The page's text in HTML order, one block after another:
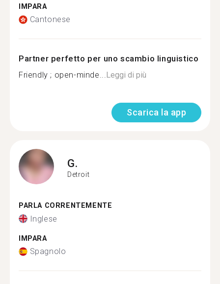
IMPARA
Cantonese
Partner perfetto per uno scambio linguistico
Friendly ; open-minde...Leggi di più
Scarica la app
G.
Detroit
PARLA CORRENTEMENTE
Inglese
IMPARA
Spagnolo